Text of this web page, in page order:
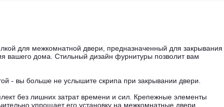
для межкомнатной двери, предназначенный для закрывания
вашего дома. Стильный дизайн фурнитуры позволит вам
- вы больше не услышите скрипа при закрывании двери.
без лишних затрат времени и сил. Крепежные элементы
упрощает его установку на межкомнатные двери.